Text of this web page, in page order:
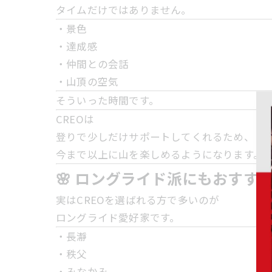
タイムだけではありません。
・景色
・達成感
・仲間との会話
・山頂の空気
そういった時間です。
CREOは
登りで少しだけサポートしてくれるため、
今まで以上に山を楽しめるようになります。
🌸 ロングライド派にもおすす
実はCREOを選ばれる方で多いのが
ロングライド愛好家です。
・長瀞
・秩父